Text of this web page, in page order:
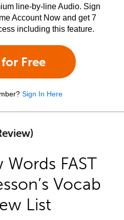
line-by-line Audio. Sign
Account Now and get 7
including this feature.
Free
Sign In Here
FAST
Vocab
List